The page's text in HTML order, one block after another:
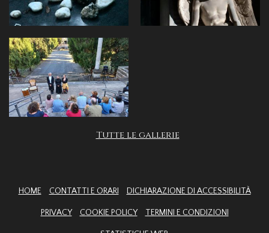
Tutte le gallerie
HOME CONTATTI E ORARI DICHIARAZIONE DI ACCESSIBILITÀ
PRIVACY COOKIE POLICY TERMINI E CONDIZIONI